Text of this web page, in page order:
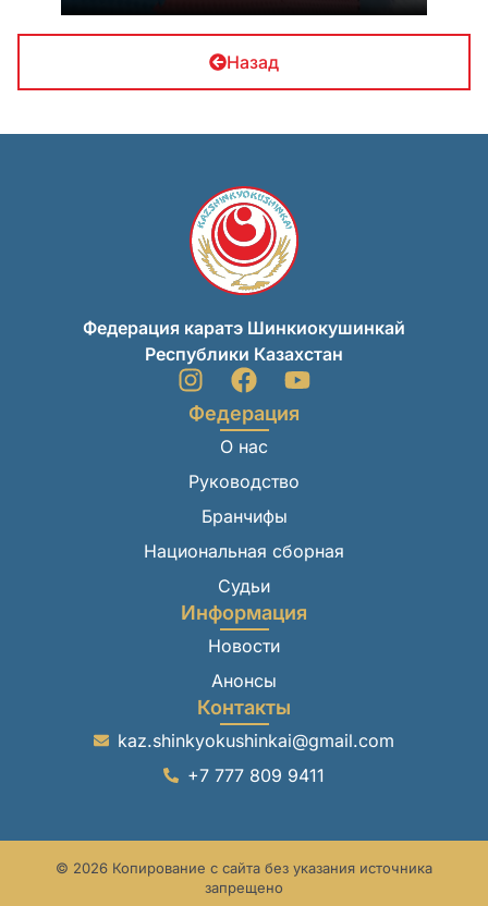
Назад
Федерация каратэ Шинкиокушинкай
Республики Казахстан
Федерация
О нас
Руководство
Бранчифы
Национальная сборная
Судьи
Информация
Новости
Анонсы
Контакты
kaz.shinkyokushinkai@gmail.com
+7 777 809 9411
© 2026 Копирование с сайта без указания источника
запрещено